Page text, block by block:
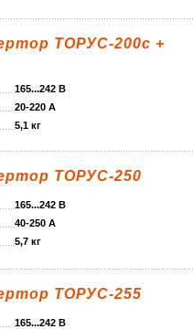
ТОРУС-200с +
165...242 В
20-220 А
5,1 кг
ТОРУС-250
165...242 В
40-250 А
5,7 кг
ТОРУС-255
165...242 В